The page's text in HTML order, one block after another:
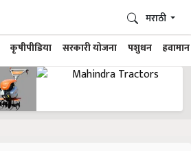
कृषीपीडिया सरकारी योजना पशुधन हवामान
मराठी